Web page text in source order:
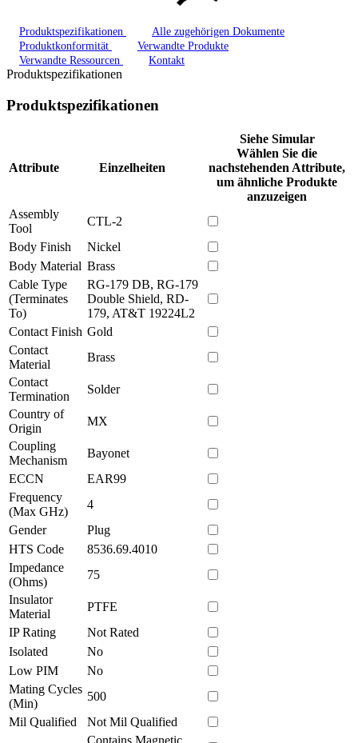
Produktspezifikationen
Alle zugehörigen Dokumente
Produktkonformität
Verwandte Produkte
Verwandte Ressourcen
Kontakt
Produktspezifikationen
Produktspezifikationen
Attribute Einzelheiten
Siehe Simular
Wählen Sie die
nachstehenden Attribute,
um ähnliche Produkte
anzuzeigen
Assembly
Tool
CTL-2
Body Finish
Nickel
Body Material Brass
Cable Type
(Terminates
To)
RG-179 DB, RG-179
Double Shield, RD-
179, AT&T 19224L2
Contact Finish Gold
Contact
Material
Brass
Contact
Termination
Solder
Country of
Origin
MX
Coupling
Mechanism
Bayonet
ECCN
EAR99
Frequency
(Max GHz)
4
Gender
Plug
HTS Code
8536.69.4010
Impedance
(Ohms)
75
Insulator
Material
PTFE
IP Rating
Not Rated
Isolated
No
Low PIM
No
Mating Cycles
(Min)
500
Mil Qualified
Not Mil Qualified
Contains Magnetic